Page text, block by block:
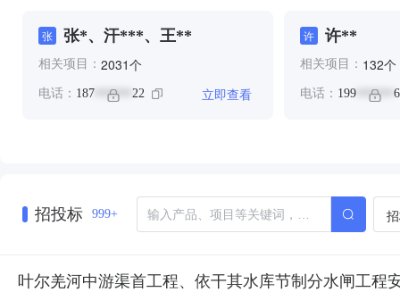
张 张*、汗***、王**
相关项目： 2031个
电话： 187 ****** 22 立即查看
许 许**
相关项目： 132个
电话： 199******
招投标 999+
叶尔羌河中游渠首工程、依干其水库节制分水闸工程